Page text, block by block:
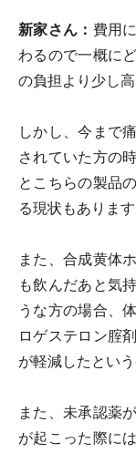
新家さん： 費用
わるので一概に
の負担より少し
しかし、今まで
されていた方の
とこちらの製品
る現状もあります
また、合成黄体
も飲んだあと気
うな方の場合、
ロゲステロン腟
が軽減したとい
また、未承認薬
が起こった際に